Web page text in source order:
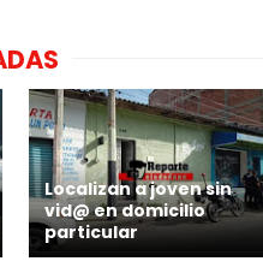
Localizan a joven sin
vid@ en domicilio
particular